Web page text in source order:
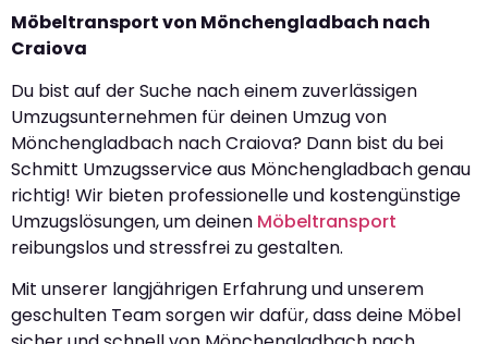
Möbeltransport von Mönchengladbach nach
Craiova
Du bist auf der Suche nach einem zuverlässigen
Umzugsunternehmen für deinen Umzug von
Mönchengladbach nach Craiova? Dann bist du bei
Schmitt Umzugsservice aus Mönchengladbach genau
richtig! Wir bieten professionelle und kostengünstige
Umzugslösungen, um deinen Möbeltransport
reibungslos und stressfrei zu gestalten.
Mit unserer langjährigen Erfahrung und unserem
geschulten Team sorgen wir dafür, dass deine Möbel